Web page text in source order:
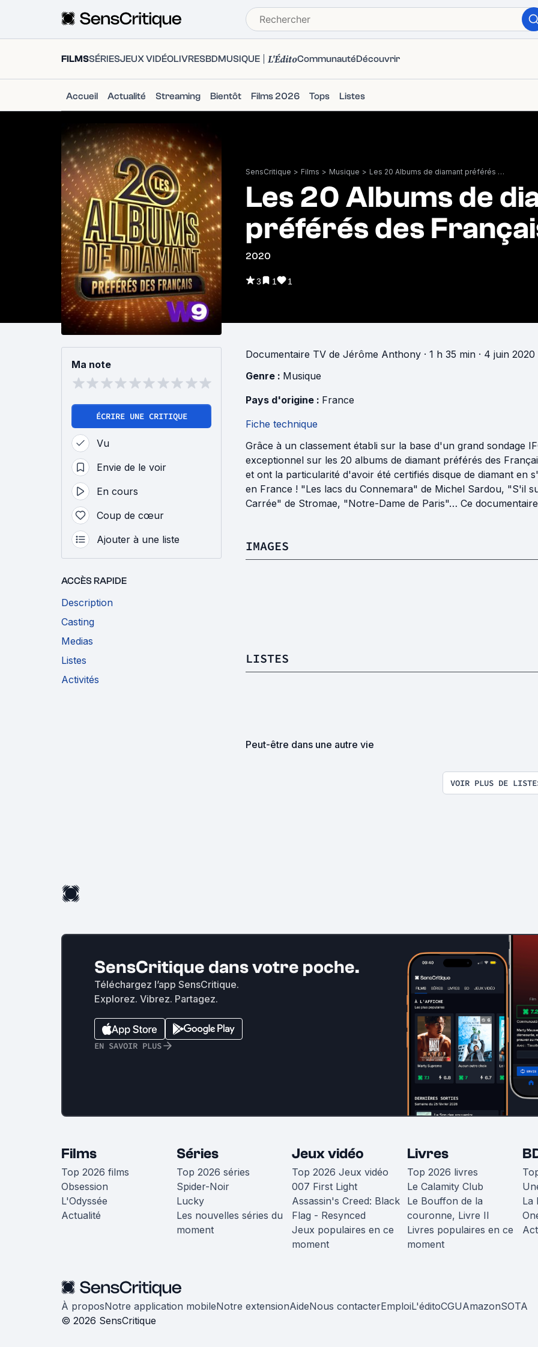
FILMSSÉRIESJEUX VIDÉOLIVRESBDMUSIQUE L'ÉditoCommunautéDécouvrir
Accueil Actualité Streaming Bientôt Films 2026 Tops Listes
SensCritique > Films > Musique > Les 20 Albums de diamant préférés des Français
Les 20 Albums de
préférés des
2020
3 1 1
Ma note
ÉCRIRE UNE CRITIQUE
Vu
Envie de le voir
En cours
Coup de cœur
Ajouter à une liste
ACCÈS RAPIDE
Description
Casting
Medias
Listes
Activités
Documentaire TV de Jérôme Anthony · 1 h 35 min · 4 juin
Genre : Musique
Pays d'origine : France
Fiche technique
Grâce à un classement établi sur la base d'un grand sondage
exceptionnel sur les 20 albums de diamant préférés des
et ont la particularité d'avoir été certifiés disque de diamant en
en France ! "Les lacs du Connemara" de Michel Sardou, "S'il
Carrée" de Stromae, "Notre-Dame de Paris"… Ce
IMAGES
LISTES
Peut-être dans une autre vie
VOIR PLUS DE
SensCritique dans votre poche.
Téléchargez l’app SensCritique.
Explorez. Vibrez. Partagez.
EN SAVOIR PLUS
Films
Top 2026 films
Obsession
L'Odyssée
Actualité
Séries
Top 2026 séries
Spider-Noir
Lucky
Les nouvelles séries du
moment
Jeux vidéo
Top 2026 Jeux vidéo
007 First Light
Assassin's Creed: Black
Flag - Resynced
Jeux populaires en ce
moment
Livres
Top 2026 livres
Le Calamity Club
Le Bouffon de la
couronne, Livre II
Livres populaires en ce
moment
La
À proposNotre application mobileNotre extensionAideNous contacterEmploiL'éditoCGUAmazonSOTA
© 2026 SensCritique